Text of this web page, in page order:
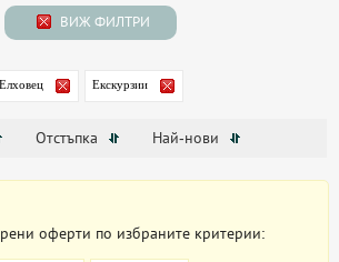
ВИЖ ФИЛТРИ
Елховец Екскурзии
Отстъпка Най-нови
оферти по избраните критерии: